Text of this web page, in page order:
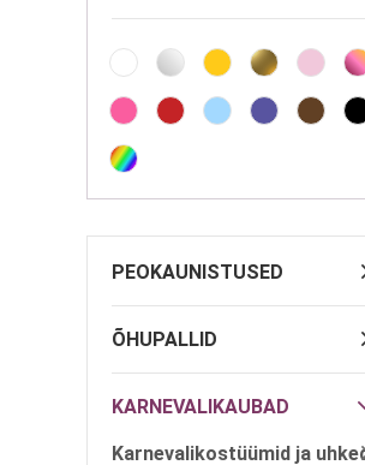
PEOKAUNISTUSED
ÕHUPALLID
KARNEVALIKAUBAD
Karnevalikostüümid ja